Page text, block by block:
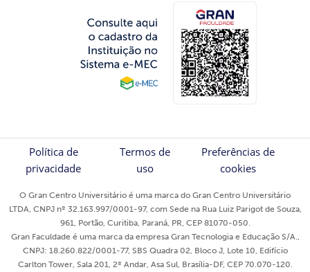
Política de
privacidade
Termos de
uso
Preferências de
cookies
O Gran Centro Universitário é uma marca do Gran Centro Universitário
LTDA, CNPJ nº 32.163.997/0001-97, com Sede na Rua Luiz Parigot de Souza,
961, Portão, Curitiba, Paraná, PR, CEP 81070-050.
Gran Faculdade é uma marca da empresa Gran Tecnologia e Educação S/A.,
CNPJ: 18.260.822/0001-77, SBS Quadra 02, Bloco J, Lote 10, Edifício
Carlton Tower, Sala 201, 2º Andar, Asa Sul, Brasília-DF, CEP 70.070-120.